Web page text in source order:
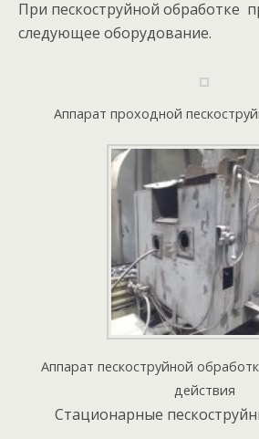
При пескоструйной обработке
следующее оборудование.
Аппарат проходной
Аппарат пескоструйной
действия
Стационарные